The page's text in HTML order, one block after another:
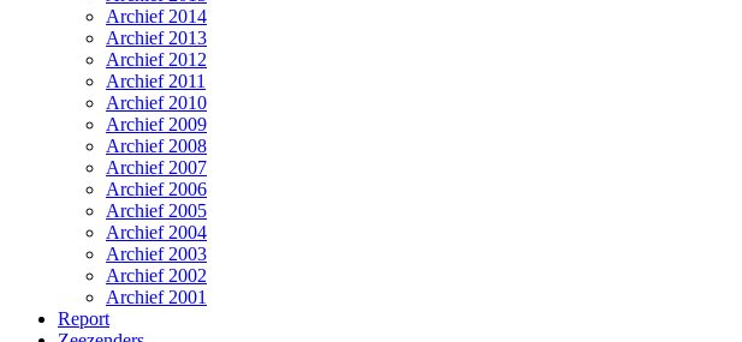
Archief 2014
Archief 2013
Archief 2012
Archief 2011
Archief 2010
Archief 2009
Archief 2008
Archief 2007
Archief 2006
Archief 2005
Archief 2004
Archief 2003
Archief 2002
Archief 2001
Report